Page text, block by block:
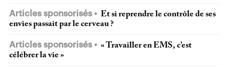
Articles sponsorisés
Et si reprendre le contrôle de ses
envies passait par le cerveau ?
Articles sponsorisés
« Travailler en EMS, c’est
célébrer la vie »